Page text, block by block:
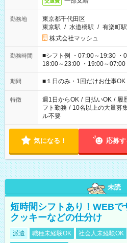
勤務地
東京都千代田区
東京駅 / 水道橋駅 / 有楽町駅
株式会社マッシュ
勤務時間
■シフト例 ・07:00～19:30 ・
18:00～23:00 ・19:00～
etc ★最短で3時間で5,120円のお仕事から 15時間で2万円近く稼
げるお仕事も！ ご希望のお時間に合わせてご紹介！ ※シフトは
ください！
期間 ■１日のみ・1回だけお仕事OK
特徴 週1日からOK / 日払いOK / 履
フト勤務 / 10名以上の大量募
ル不要
気になる！ 応募す
未読
短時間シフトあり！WEBで
クッキーなどの仕分け
派遣 職種未経験OK 社会人未経験OK